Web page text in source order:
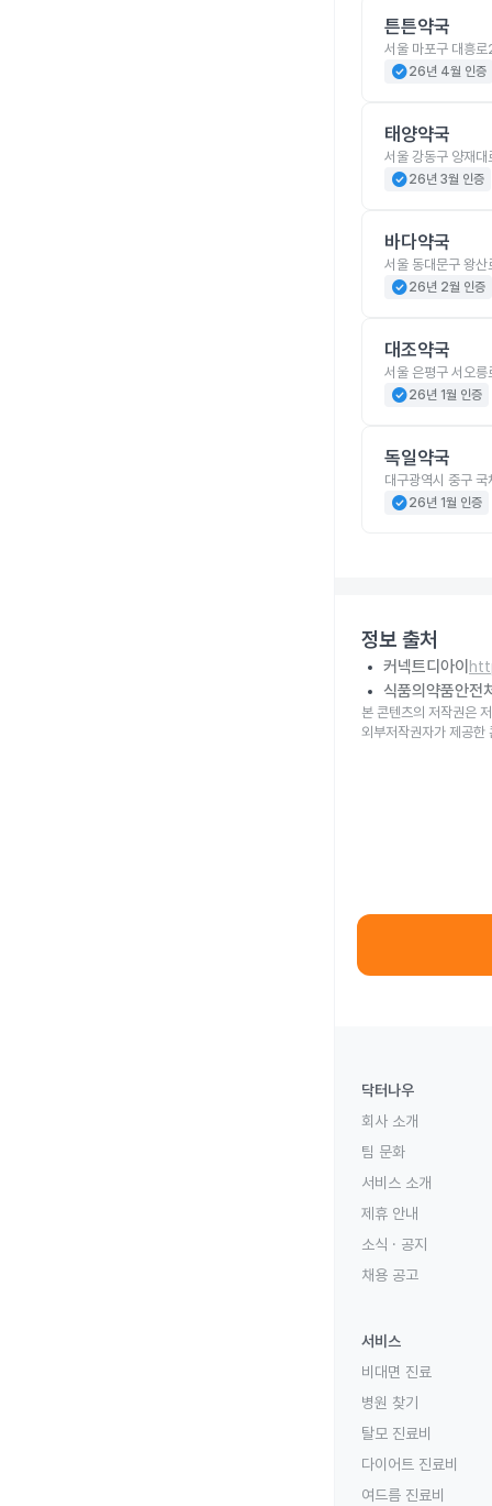
튼튼약국
서울 마포구 대흥
check_circle26년 4월 인증
태양약국
서울 강동구 양재
check_circle26년 3월 인증
바다약국
서울 동대문구 왕
check_circle26년 2월 인증
대조약국
서울 은평구 서오
check_circle26년 1월 인증
독일약국
대구광역시 중구
check_circle26년 1월 인증
정보 출처
커넥트디아이
식품의약품안전
본 콘텐츠의 저작권은
외부저작권자가 제공한
닥터나우
회사 소개
팀 문화
서비스 소개
제휴 안내
소식 · 공지
채용 공고
서비스
비대면 진료
병원 찾기
탈모 진료비
다이어트 진료비
여드름 진료비